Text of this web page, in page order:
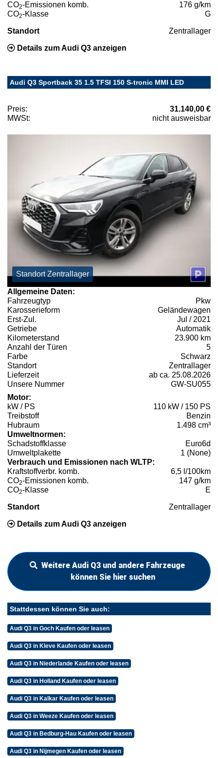
CO2-Emissionen komb.
176 g/km
CO2-Klasse G
Standort Zentrallager
Details zum Audi Q3 anzeigen
Audi Q3 Sportback 35 1.5 TFSI 150 S-tronic MMI LED
Preis:
31.140,00 €
MWSt:
nicht ausweisbar
Standort Zentrallager
Allgemeine Daten:
Fahrzeugtyp
Pkw
Karosserieform
Geländewagen
Erst-Zul.
Jul / 2021
Getriebe
Automatik
Kilometerstand
23.900 km
Anzahl der Türen
5
Farbe
Schwarz
Standort
Zentrallager
Lieferzeit
ab ca. 25.08.2026
Unsere Nummer
GW-SU055
Motor:
kW / PS
110 kW / 150 PS
Treibstoff
Benzin
Hubraum
1.498 cm³
Umweltnormen:
Schadstoffklasse
Euro6d
Umweltplakette
1 (None)
Verbrauch und Emissionen nach WLTP:
Kraftstoffverbr. komb.
6,5 l/100km
CO2-Emissionen komb.
147 g/km
CO2-Klasse E
Standort Zentrallager
Details zum Audi Q3 anzeigen
Weitere Audi Q3 und andere Fahrzeuge
können Sie hier suchen
Stattdessen können Sie auch:
Audi Q3 in Goch Kaufen oder leasen
Audi Q3 in Kleve Kaufen oder leasen
Audi Q3 in Niederlande Kaufen oder leasen
Audi Q3 in Holland Kaufen oder leasen
Audi Q3 in Kalkar Kaufen oder leasen
Audi Q3 in Weeze Kaufen oder leasen
Audi Q3 in Bedburg-Hau Kaufen oder leasen
Audi Q3 in Nijmegen Kaufen oder leasen